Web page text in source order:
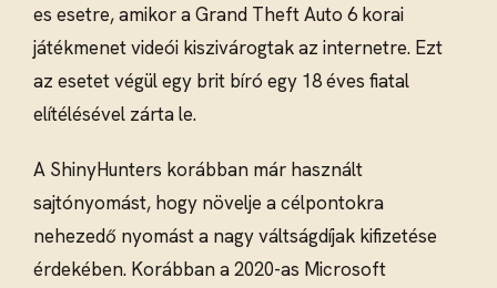
es esetre, amikor a Grand Theft Auto 6 korai
játékmenet videói kiszivárogtak az internetre. Ezt
az esetet végül egy brit bíró egy 18 éves fiatal
elítélésével zárta le.
A ShinyHunters korábban már használt
sajtónyomást, hogy növelje a célpontokra
nehezedő nyomást a nagy váltságdíjak kifizetése
érdekében. Korábban a 2020-as Microsoft